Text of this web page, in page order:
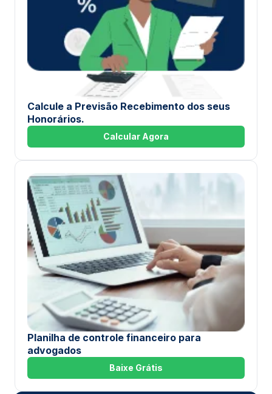
Calcule a Previsão Recebimento dos seus
Honorários.
Calcular Agora
Planilha de controle financeiro para
advogados
Baixe Grátis